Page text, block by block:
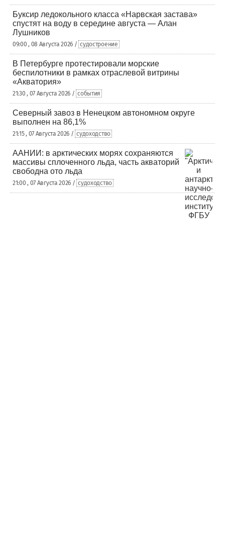
Буксир ледокольного класса «Нарвская застава»
спустят на воду в середине августа — Алан
Лушников
09:00 , 08 Августа 2026 / судостроение
В Петербурге протестировали морские
беспилотники в рамках отраслевой витрины
«Акватория»
21:30 , 07 Августа 2026 / события
Северный завоз в Ненецком автономном округе
выполнен на 86,1%
21:15 , 07 Августа 2026 / судоходство
ААНИИ: в арктических морях сохраняются
массивы сплоченного льда, часть акваторий
свободна ото льда
21:00 , 07 Августа 2026 / судоходство